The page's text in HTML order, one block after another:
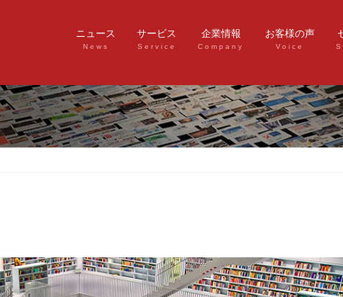
ニュース
News
サービス
Service
企業情報
Company
お客様の声
Voice